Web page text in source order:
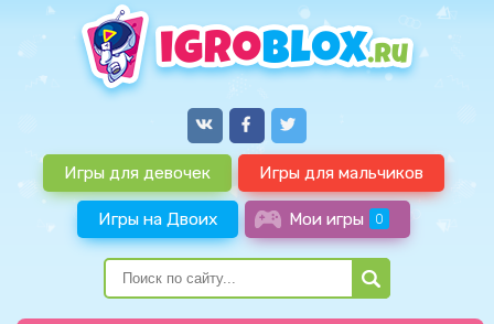
Игры для девочек Игры для мальчиков
Игры на Двоих Мои игры 0